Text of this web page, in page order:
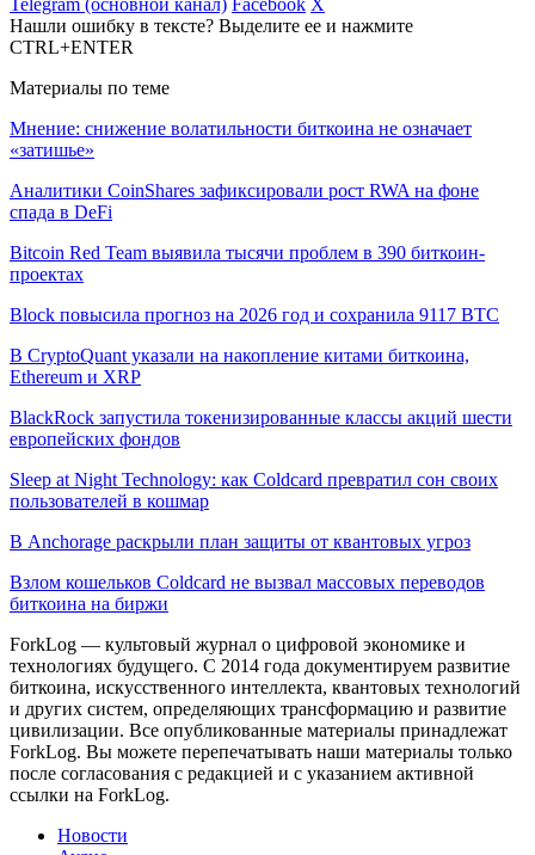
Нашли ошибку в тексте? Выделите ее и нажмите
CTRL+ENTER
Материалы по теме
Мнение: снижение волатильности биткоина не означает
«затишье»
Аналитики CoinShares зафиксировали рост RWA на фоне
спада в DeFi
Bitcoin Red Team выявила тысячи проблем в 390 биткоин-
проектах
Block повысила прогноз на 2026 год и сохранила 9117 BTC
В CryptoQuant указали на накопление китами биткоина,
Ethereum и XRP
BlackRock запустила токенизированные классы акций шести
европейских фондов
Sleep at Night Technology: как Coldcard превратил сон своих
пользователей в кошмар
В Anchorage раскрыли план защиты от квантовых угроз
Взлом кошельков Coldcard не вызвал массовых переводов
биткоина на биржи
ForkLog — культовый журнал о цифровой экономике и
технологиях будущего. С 2014 года документируем развитие
биткоина, искусственного интеллекта, квантовых технологий
и других систем, определяющих трансформацию и развитие
цивилизации. Все опубликованные материалы принадлежат
ForkLog. Вы можете перепечатывать наши материалы только
после согласования с редакцией и с указанием активной
ссылки на ForkLog.
Новости